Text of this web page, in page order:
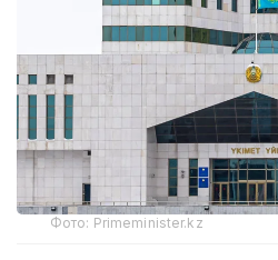
Фото: Рrimeminister.kz